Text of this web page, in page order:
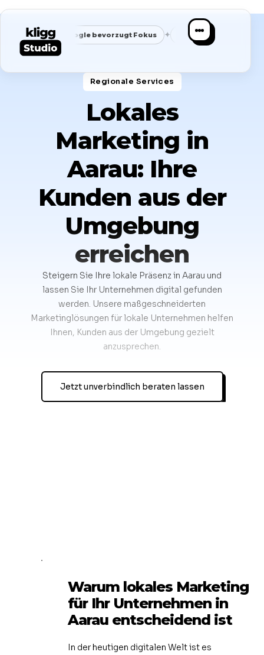
Google bevorzugt Fokus ✦ Passende Anfragen statt Masse
Regionale Services​
Lokales
Marketing in
Aarau: Ihre
Kunden aus der
Umgebung
erreichen
Steigern Sie Ihre lokale Präsenz in Aarau und
lassen Sie Ihr Unternehmen digital gefunden
werden. Unsere maßgeschneiderten
Marketinglösungen für lokale Unternehmen helfen
Ihnen, Kunden aus der Umgebung gezielt
anzusprechen.
Jetzt unverbindlich beraten lassen
Warum lokales Marketing
für Ihr Unternehmen in
Aarau entscheidend ist
In der heutigen digitalen Welt ist es